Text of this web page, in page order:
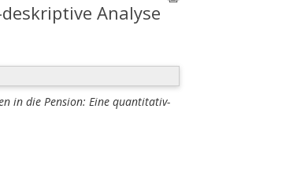
Analyse
in die Pension: Eine quantitativ-